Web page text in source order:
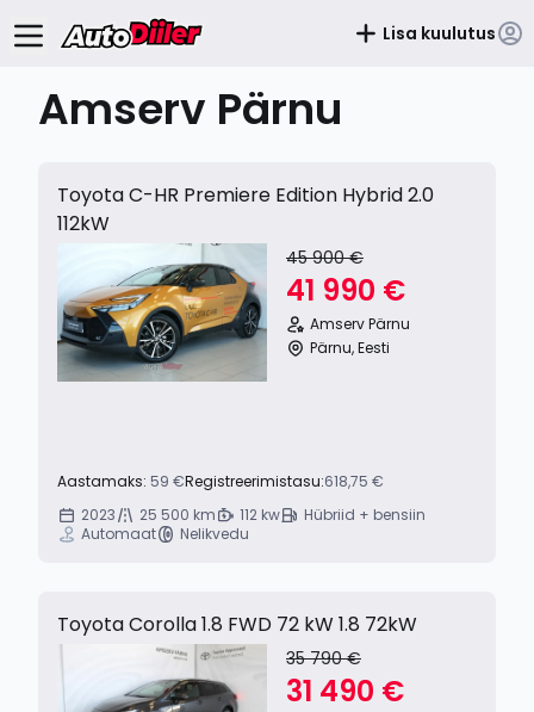
Lisa kuulutus
Amserv Pärnu
Toyota C-HR Premiere Edition Hybrid 2.0
112kW
45 900 €
41 990 €
Amserv Pärnu
Pärnu, Eesti
Aastamaks: 59 €Registreerimistasu:618,75 €
2023
25 500 km 112 kw
Hübriid + bensiin
Automaat
Nelikvedu
Toyota Corolla 1.8 FWD 72 kW 1.8 72kW
35 790 €
31 490 €